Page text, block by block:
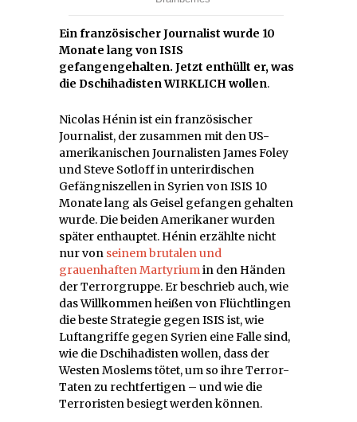
Ein französischer Journalist wurde 10
Monate lang von ISIS
gefangengehalten. Jetzt enthüllt er, was
die Dschihadisten WIRKLICH wollen.
Nicolas Hénin ist ein französischer
Journalist, der zusammen mit den US-
amerikanischen Journalisten James Foley
und Steve Sotloff in unterirdischen
Gefängniszellen in Syrien von ISIS 10
Monate lang als Geisel gefangen gehalten
wurde. Die beiden Amerikaner wurden
später enthauptet. Hénin erzählte nicht
nur von seinem brutalen und
grauenhaften Martyriumin den Händen
der Terrorgruppe. Er beschrieb auch, wie
das Willkommen heißen von Flüchtlingen
die beste Strategie gegen ISIS ist, wie
Luftangriffe gegen Syrien eine Falle sind,
wie die Dschihadisten wollen, dass der
Westen Moslems tötet, um so ihre Terror-
Taten zu rechtfertigen – und wie die
Terroristen besiegt werden können.